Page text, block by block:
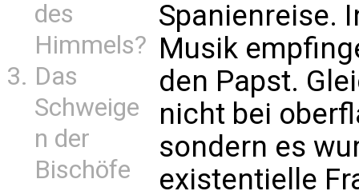
des
Himmels?
Das
Schweige
n der
Bischöfe
Spanienreise.
Musik
den Papst.
nicht bei
sondern es
existentielle